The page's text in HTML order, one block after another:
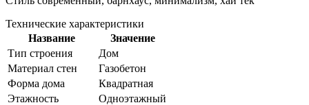
Технические характеристики
Название
Значение
Тип строения
Дом
Материал стен
Газобетон
Форма дома
Квадратная
Этажность
Одноэтажный